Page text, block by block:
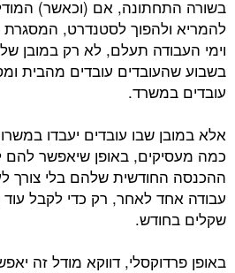
בשורה התחתונה, אם (וכאשר)
להמריא ולהפוך לסטנדרט,
וימי העבודה תעלם, לא רק במובן
בשבוע שהעובדים עובדים מהבית
עובדים במשרד.
אלא במובן שבו עובדים יעבדו
כמה מעסיקים, באופן שיאפשר
ההכנסה החודשית שלהם בלי צורך
עבודה אחד לאחר, רק כדי לקבל
שקלים בחודש.
באופן פרדוקסלי, דווקא מודל זה